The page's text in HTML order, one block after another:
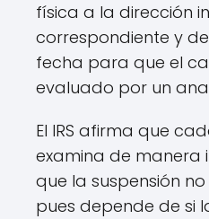
física a la dirección
correspondiente y
fecha para que el
evaluado por un
El IRS afirma que
examina de manera
que la suspensión
pues depende de si